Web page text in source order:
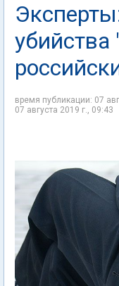
время публикации: 07
07 августа 2019 г., 09:43